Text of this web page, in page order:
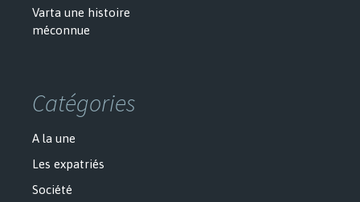
Varta une histoire
méconnue
Catégories
A la une
Les expatriés
Société